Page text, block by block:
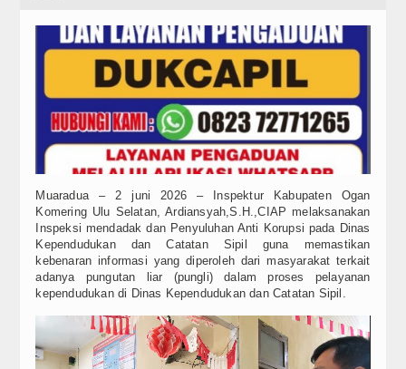
Muaradua – 2 juni 2026 – Inspektur Kabupaten Ogan
Komering Ulu Selatan, Ardiansyah,S.H.,CIAP melaksanakan
Inspeksi mendadak dan Penyuluhan Anti Korupsi pada Dinas
Kependudukan dan Catatan Sipil guna memastikan
kebenaran informasi yang diperoleh dari masyarakat terkait
adanya pungutan liar (pungli) dalam proses pelayanan
kependudukan di Dinas Kependudukan dan Catatan Sipil.
Player